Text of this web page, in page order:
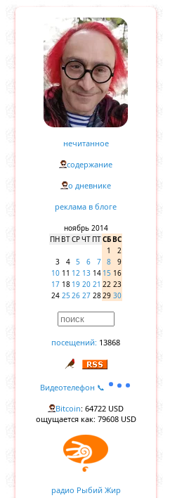
нечитанное
содержание
о дневнике
реклама в блоге
ноябрь 2014
ПН ВТСРЧТ ПТСБВС
1
2
3
4 5 6 7 8
9
10 11 12 13 14 15 16
17 18 19 20 21 22 23
24 2526 27 2829 30
посещений: 13868
Видеотелефон 📞
Bitcoin: 64722 USD
ощущается как: 79608 USD
радио Рыбий Жир